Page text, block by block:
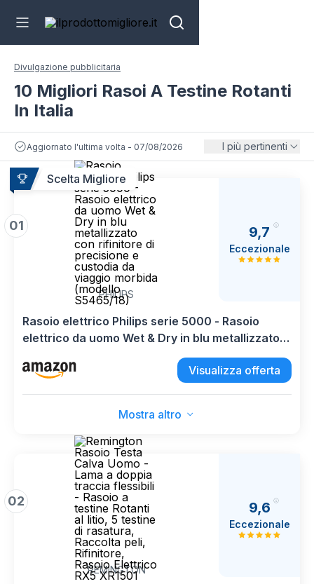
Divulgazione pubblicitaria
10 Migliori Rasoi A Testine Rotanti
In Italia
Aggiornato l'ultima volta - 07/08/2026 I più pertinenti
Scelta Migliore
01
PHILIPS
9,7
Eccezionale
Rasoio elettrico Philips serie 5000 - Rasoio
elettrico da uomo Wet & Dry in blu metallizzato
con rifinitore di precisione e custodia da viaggio
morbida (modello S5465/18)
Visualizza offerta
Mostra altro
02
REMINGTON
9,6
Eccezionale